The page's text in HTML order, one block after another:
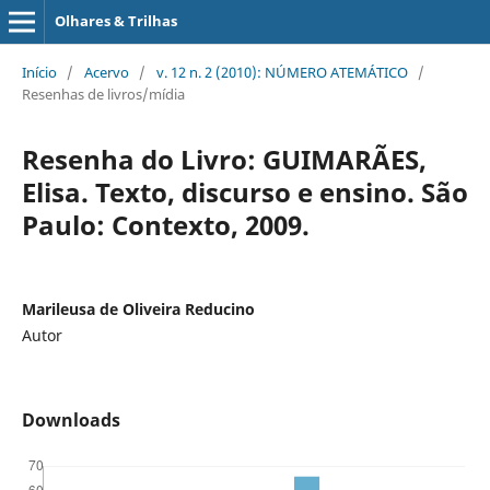
Olhares & Trilhas
Início / Acervo / v. 12 n. 2 (2010): NÚMERO ATEMÁTICO /
Resenhas de livros/mídia
Resenha do Livro: GUIMARÃES,
Elisa. Texto, discurso e ensino. São
Paulo: Contexto, 2009.
Marileusa de Oliveira Reducino
Autor
Downloads